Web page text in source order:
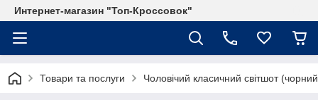
Интернет-магазин "Топ-Кроссовок"
Товари та послуги Чоловічий класичний світшот